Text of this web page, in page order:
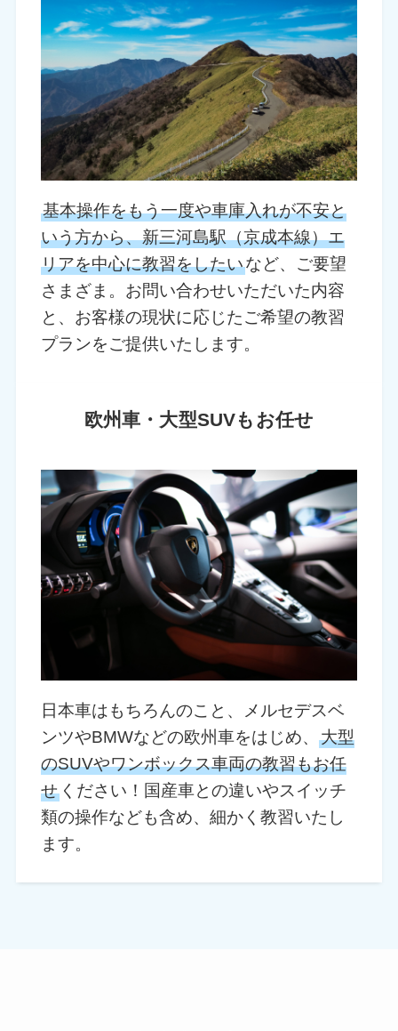
基本操作をもう一度や車庫入れが不安と
いう方から、新三河島駅（京成本線）エ
リアを中心に教習をしたいなど、ご要望
さまざま。お問い合わせいただいた内容
と、お客様の現状に応じたご希望の教習
プランをご提供いたします。
欧州車・大型SUVもお任せ
日本車はもちろんのこと、メルセデスベ
ンツやBMWなどの欧州車をはじめ、大型
のSUVやワンボックス車両の教習もお任
せ ください！国産車との違いやスイッチ
類の操作なども含め、細かく教習いたし
ます。